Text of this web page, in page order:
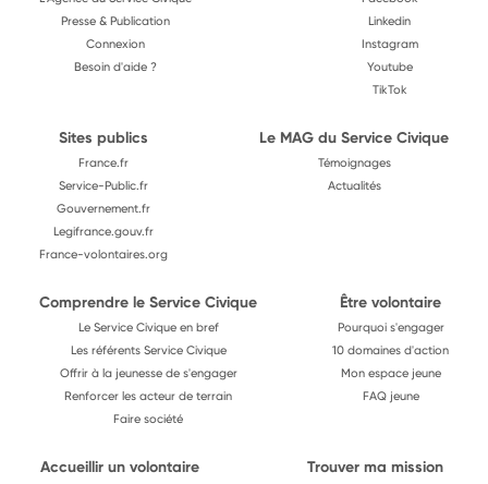
Presse & Publication
Connexion
Besoin d'aide ?
Linkedin
Instagram
Youtube
TikTok
Sites publics
France.fr
Service-Public.fr
Gouvernement.fr
Legifrance.gouv.fr
France-volontaires.org
Le MAG du Service Civique
Témoignages
Actualités
Comprendre le Service Civique
Le Service Civique en bref
Les référents Service Civique
Offrir à la jeunesse de s'engager
Renforcer les acteur de terrain
Faire société
Être volontaire
Pourquoi s'engager
10 domaines d'action
Mon espace jeune
FAQ jeune
Accueillir un volontaire Trouver ma mission